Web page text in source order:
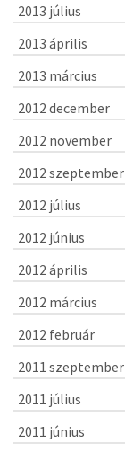
2013 július
2013 április
2013 március
2012 december
2012 november
2012 szeptember
2012 július
2012 június
2012 április
2012 március
2012 február
2011 szeptember
2011 július
2011 június